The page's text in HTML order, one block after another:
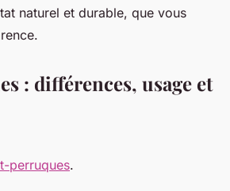
naturel et durable, que vous
: différences, usage et
perruques.